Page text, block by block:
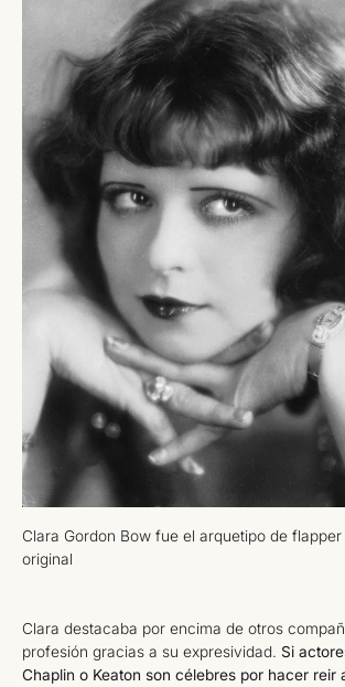
Clara Gordon Bow fue el arquetipo de
original
Clara destacaba por encima de otros
profesión gracias a su expresividad. Si
Chaplin o Keaton son célebres por hacer reir